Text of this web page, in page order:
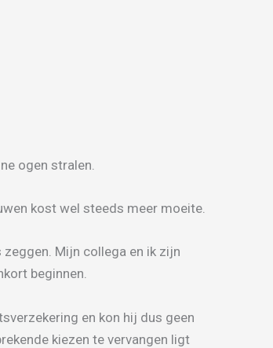
ogen stralen.
kost wel steeds meer moeite.
Mijn collega en ik zijn
beginnen.
en kon hij dus geen
kiezen te vervangen ligt